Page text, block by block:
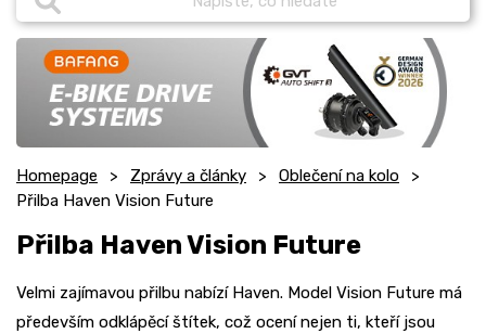
Homepage Zprávy a články
Oblečení na kolo
Přilba Haven Vision Future
Přilba Haven Vision Future
Velmi zajímavou přilbu nabízí Haven. Model Vision Future má
především odklápěcí štítek, což ocení nejen ti, kteří jsou